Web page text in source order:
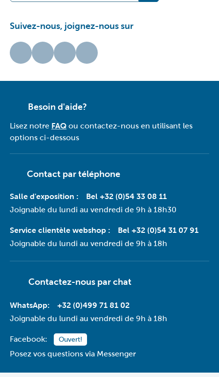
Suivez-nous, joignez-nous sur
Besoin d'aide?
Lisez notre FAQ ou contactez-nous en utilisant les
options ci-dessous
Contact par téléphone
Salle d'exposition :
Bel +32 (0)54 33 08 11
Joignable du lundi au vendredi de 9h à 18h30
Service clientèle webshop :
Bel +32 (0)54 31 07 91
Joignable du lundi au vendredi de 9h à 18h
Contactez-nous par chat
WhatsApp:
+32 (0)499 71 81 02
Joignable du lundi au vendredi de 9h à 18h
Facebook: Ouvert!
Posez vos questions via Messenger